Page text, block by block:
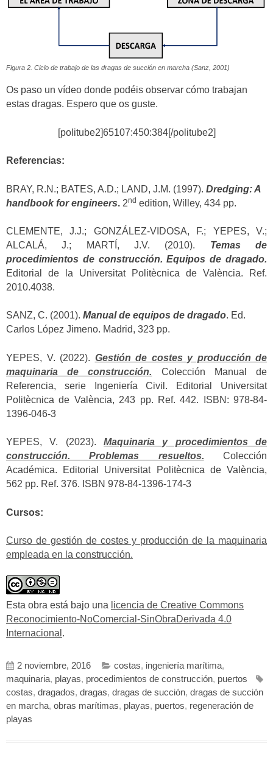
Figura 2. Ciclo de trabajo de las dragas de succión en marcha (Sanz, 2001)
Os paso un vídeo donde podéis observar cómo trabajan
estas dragas. Espero que os guste.
[politube2]65107:450:384[/politube2]
Referencias:
BRAY, R.N.; BATES, A.D.; LAND, J.M. (1997). Dredging: A
handbook for engineers. 2nd edition, Willey, 434 pp.
CLEMENTE, J.J.; GONZÁLEZ-VIDOSA, F.; YEPES, V.;
ALCALÁ, J.; MARTÍ, J.V. (2010). Temas de
procedimientos de construcción. Equipos de dragado.
Editorial de la Universitat Politècnica de València. Ref.
2010.4038.
SANZ, C. (2001). Manual de equipos de dragado. Ed.
Carlos López Jimeno. Madrid, 323 pp.
YEPES, V. (2022). Gestión de costes y producción de
maquinaria de construcción. Colección Manual de
Referencia, serie Ingeniería Civil. Editorial Universitat
Politècnica de València, 243 pp. Ref. 442. ISBN: 978-84-
1396-046-3
YEPES, V. (2023). Maquinaria y procedimientos de
construcción. Problemas resueltos. Colección
Académica. Editorial Universitat Politècnica de València,
562 pp. Ref. 376. ISBN 978-84-1396-174-3
Cursos:
Curso de gestión de costes y producción de la maquinaria
empleada en la construcción.
Esta obra está bajo una licencia de Creative Commons
Reconocimiento-NoComercial-SinObraDerivada 4.0
Internacional .
2 noviembre, 2016 costas, ingeniería marítima,
maquinaria, playas, procedimientos de construcción, puertos
costas, dragados, dragas, dragas de succión, dragas de succión
en marcha, obras marítimas, playas, puertos, regeneración de
playas